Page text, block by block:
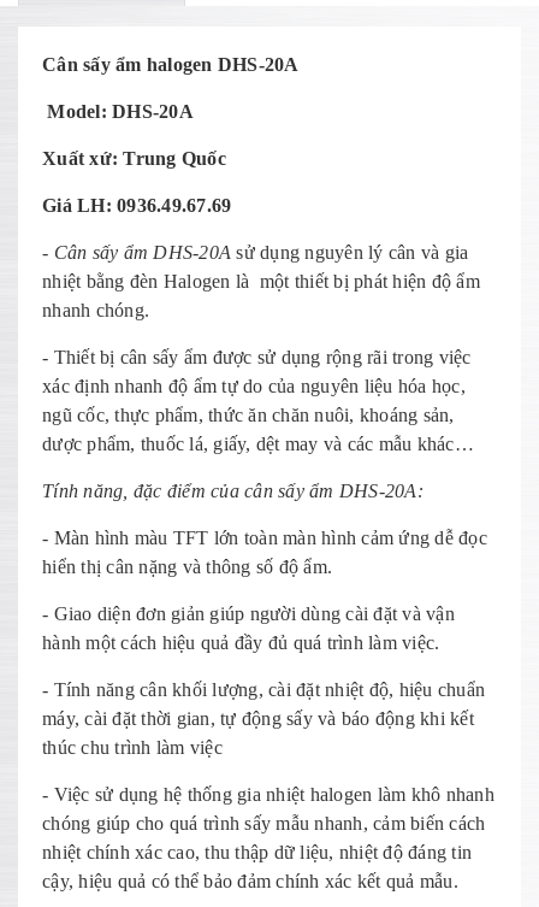
Cân sấy ẩm halogen DHS-20A
Model: DHS-20A
Xuất xứ: Trung Quốc
Giá LH: 0936.49.67.69
- Cân sấy ẩm DHS-20A sử dụng nguyên lý cân và gia
nhiệt bằng đèn Halogen là một thiết bị phát hiện độ ẩm
nhanh chóng.
- Thiết bị cân sấy ẩm được sử dụng rộng rãi trong việc
xác định nhanh độ ẩm tự do của nguyên liệu hóa học,
ngũ cốc, thực phẩm, thức ăn chăn nuôi, khoáng sản,
dược phẩm, thuốc lá, giấy, dệt may và các mẫu khác…
Tính năng, đặc điểm của cân sấy ẩm DHS-20A:
- Màn hình màu TFT lớn toàn màn hình cảm ứng dễ đọc
hiển thị cân nặng và thông số độ ẩm.
- Giao diện đơn giản giúp người dùng cài đặt và vận
hành một cách hiệu quả đầy đủ quá trình làm việc.
- Tính năng cân khối lượng, cài đặt nhiệt độ, hiệu chuẩn
máy, cài đặt thời gian, tự động sấy và báo động khi kết
thúc chu trình làm việc
- Việc sử dụng hệ thống gia nhiệt halogen làm khô nhanh
chóng giúp cho quá trình sấy mẫu nhanh, cảm biến cách
nhiệt chính xác cao, thu thập dữ liệu, nhiệt độ đáng tin
cậy, hiệu quả có thể bảo đảm chính xác kết quả mẫu.